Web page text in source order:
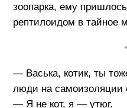
зоопарка, ему
рептилоидом в тайное
— Васька, котик, ты
люди на самоизоляции
— Я не кот, я — утюг.